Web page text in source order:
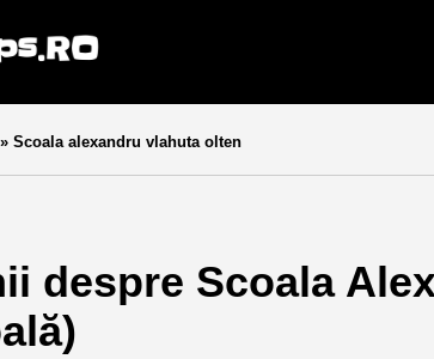
» Scoala alexandru vlahuta olten
despre Scoala